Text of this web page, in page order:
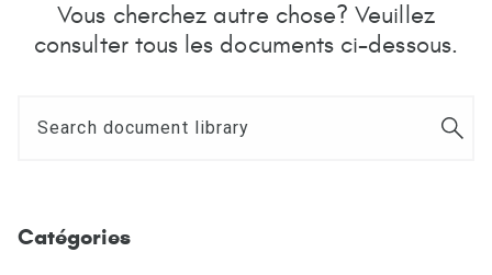
Vous cherchez autre chose? Veuillez
consulter tous les documents ci-dessous.
Catégories